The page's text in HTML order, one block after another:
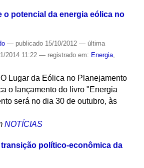
o potencial da energia eólica no
— publicado15/10/2012 — última
2014 11:22 — registrado em: Energia,
Lugar da Eólica no Planejamento
o lançamento do livro "Energia
será no dia 30 de outubro, às
NOTÍCIAS
transição político-econômica da